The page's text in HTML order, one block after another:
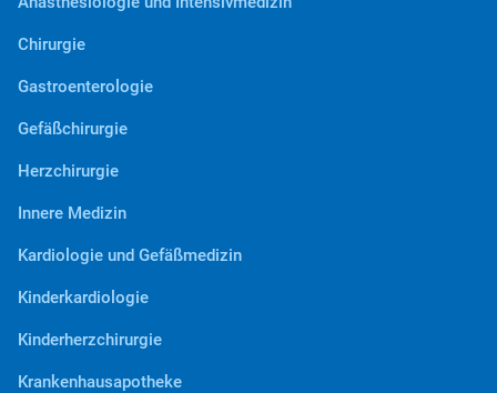
Chirurgie
Gastroenterologie
Gefäßchirurgie
Herzchirurgie
Innere Medizin
Kardiologie und Gefäßmedizin
Kinderkardiologie
Kinderherzchirurgie
Krankenhausapotheke